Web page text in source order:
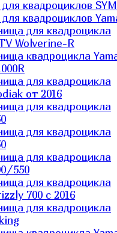
квадроциклов SYM
квадроциклов
для квадроцикла
Wolverine-R
квадроцикла
для квадроцикла
от 2016
для квадроцикла
для квадроцикла
для квадроцикла
550
для квадроцикла
700 с 2016
для квадроцикла